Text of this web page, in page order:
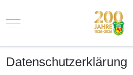
Mobile Menu Toggle
Datenschutzerklärung